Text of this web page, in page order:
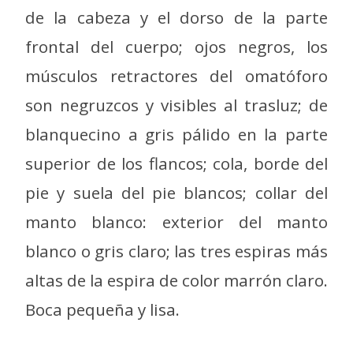
de la cabeza y el dorso de la parte
frontal del cuerpo; ojos negros, los
músculos retractores del omatóforo
son negruzcos y visibles al trasluz; de
blanquecino a gris pálido en la parte
superior de los flancos; cola, borde del
pie y suela del pie blancos; collar del
manto blanco: exterior del manto
blanco o gris claro; las tres espiras más
altas de la espira de color marrón claro.
Boca pequeña y lisa.